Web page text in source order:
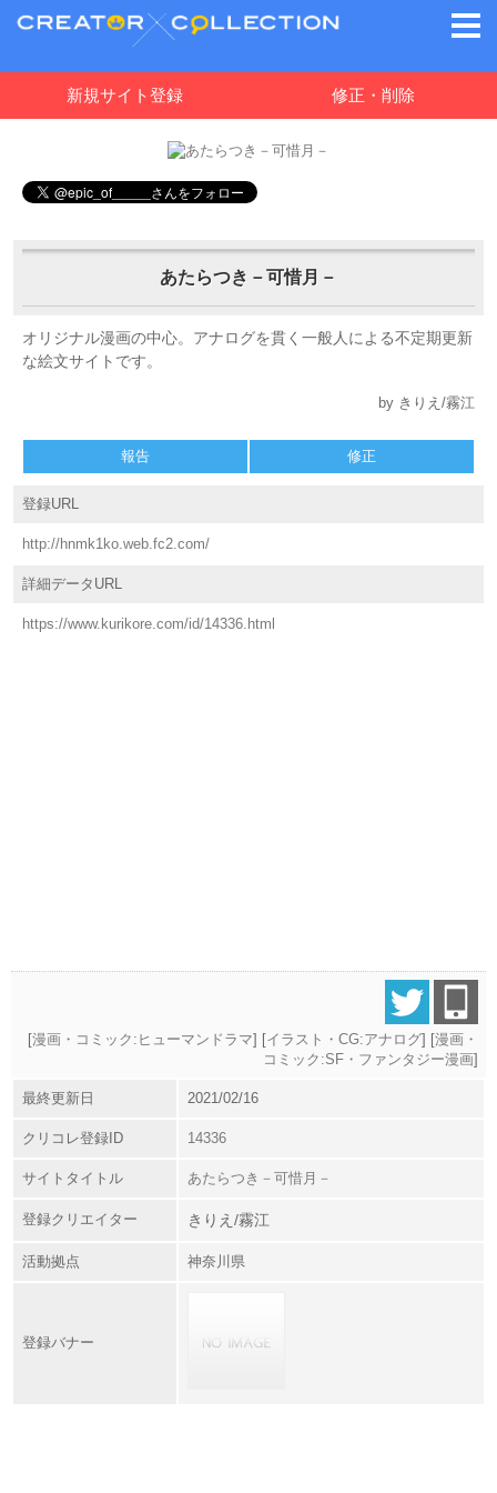
新規サイト登録 修正・削除
あたらつき－可惜月－
オリジナル漫画の中心。アナログを貫く一般人による不定期更新
な絵文サイトです。
by きりえ/霧江
報告 修正
登録URL
http://hnmk1ko.web.fc2.com/
詳細データURL
https://www.kurikore.com/id/14336.html
[漫画・コミック:ヒューマンドラマ] [イラスト・CG:アナログ] [漫画・
コミック:SF・ファンタジー漫画]
最終更新日 2021/02/16
クリコレ登録ID 14336
サイトタイトル あたらつき－可惜月－
登録クリエイター きりえ/霧江
活動拠点 神奈川県
登録バナー